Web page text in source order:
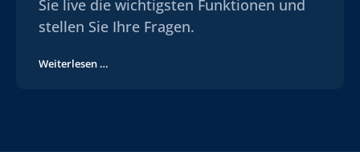
Sie live die wichtigsten Funktionen und
stellen Sie Ihre Fragen.
Weiterlesen …